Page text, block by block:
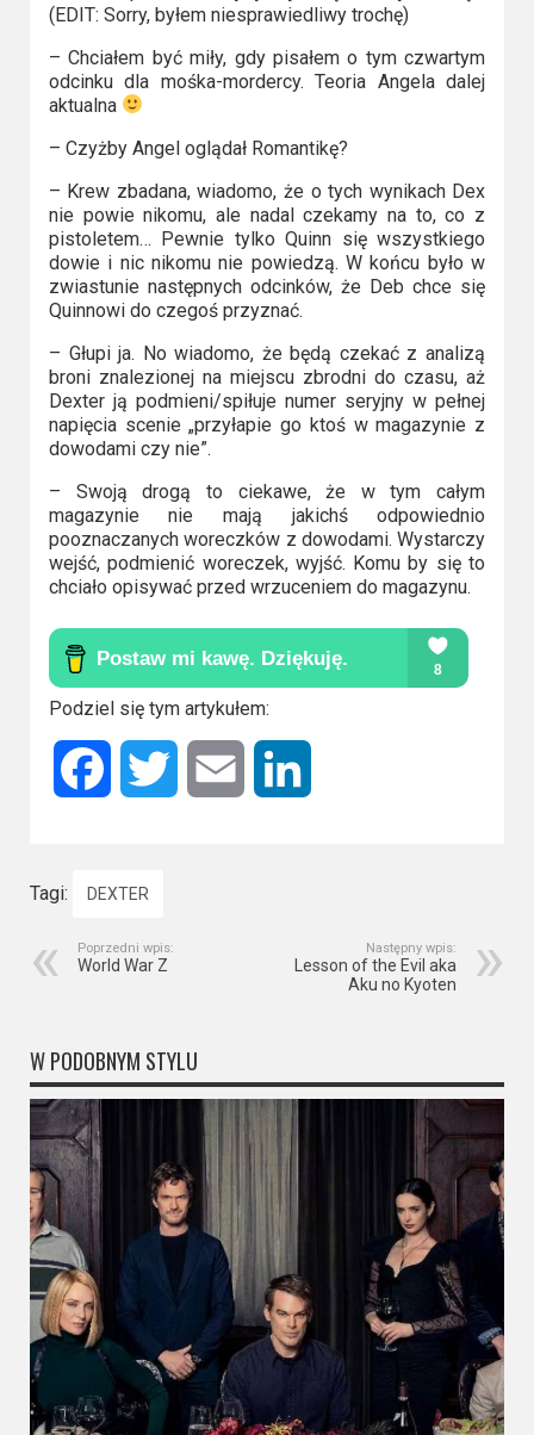
(EDIT: Sorry, byłem niesprawiedliwy trochę)
– Chciałem być miły, gdy pisałem o tym czwartym
odcinku dla mośka-mordercy. Teoria Angela dalej
aktualna
– Czyżby Angel oglądał Romantikę?
– Krew zbadana, wiadomo, że o tych wynikach Dex
nie powie nikomu, ale nadal czekamy na to, co z
pistoletem… Pewnie tylko Quinn się wszystkiego
dowie i nic nikomu nie powiedzą. W końcu było w
zwiastunie następnych odcinków, że Deb chce się
Quinnowi do czegoś przyznać.
– Głupi ja. No wiadomo, że będą czekać z analizą
broni znalezionej na miejscu zbrodni do czasu, aż
Dexter ją podmieni/spiłuje numer seryjny w pełnej
napięcia scenie „przyłapie go ktoś w magazynie z
dowodami czy nie”.
– Swoją drogą to ciekawe, że w tym całym
magazynie nie mają jakichś odpowiednio
pooznaczanych woreczków z dowodami. Wystarczy
wejść, podmienić woreczek, wyjść. Komu by się to
chciało opisywać przed wrzuceniem do magazynu.
Podziel się tym artykułem:
Facebook Twitter Email
Tagi: DEXTER
Poprzedni wpis:
World War Z
Następny wpis:
Lesson of the Evil aka
Aku no Kyoten
W PODOBNYM STYLU